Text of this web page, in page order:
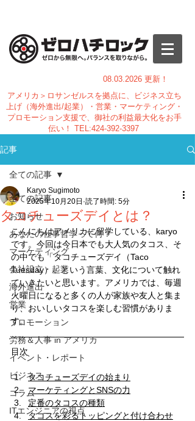
08.03.2026 更新！
アメリカ＞ロサンゼルスを拠点に、ビジネス立ち
上げ（海外進出/起業）・営業・マーケティング・
プロモーション支援で、御社の利益最大化をお手
伝い！ TEL:424-392-3397
記事
全ての記事
お知らせ
あなたの仕事哲学って何？
マーケティング
会社設立・起業
海外進出
営業
プロモーション
労務＆人事 in アメリカ
イベント・レポート
ビジネス
コラム
ITエンジニアの視点
全ての記事
タコチューズデイとは？
Karyo Sugimoto
2025年10月20日 読了時間: 5分
こんにちはアメリカに留学している、karyo
です。今回は今日本でも大人気のタコス、そ
の中でも「タコチューズデイ（Taco
Tuesday）」という言葉、文化について触れ
ていきたいと思います。アメリカでは、毎週
火曜日になると多くの人が家族や友人と集ま
り、おいしいタコスを楽しむ習慣がありま
す。
目次
タコチューズデイの始まり
マーケティングとSNSの力
定番のタコスの種類
タコスを彩るトッピングと付け合わせ